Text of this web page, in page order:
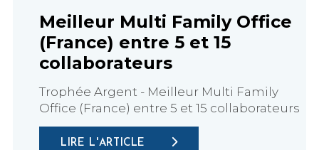
Meilleur Multi Family Office
(France) entre 5 et 15
collaborateurs
Trophée Argent - Meilleur Multi Family
Office (France) entre 5 et 15 collaborateurs
LIRE L'ARTICLE